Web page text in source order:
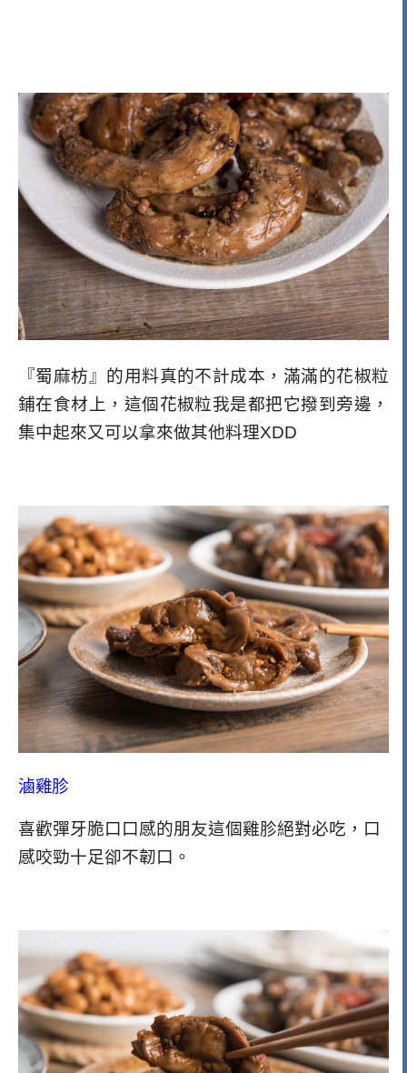
『蜀麻枋』的用料真的不計成本，滿滿的花椒粒
鋪在食材上，這個花椒粒我是都把它撥到旁邊，
集中起來又可以拿來做其他料理XDD
滷雞胗
喜歡彈牙脆口口感的朋友這個雞胗絕對必吃，口
感咬勁十足卻不韌口。